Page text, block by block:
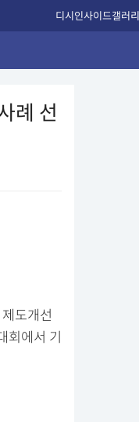
디시인사이드갤러리
례 선
도개선
에서 기